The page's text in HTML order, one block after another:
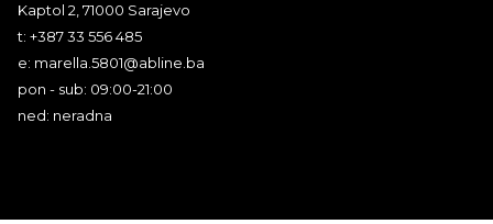
Kaptol 2, 71000 Sarajevo
t: +387 33 556 485
e: marella.5801@abline.ba
pon - sub: 09:00-21:00
ned: neradna